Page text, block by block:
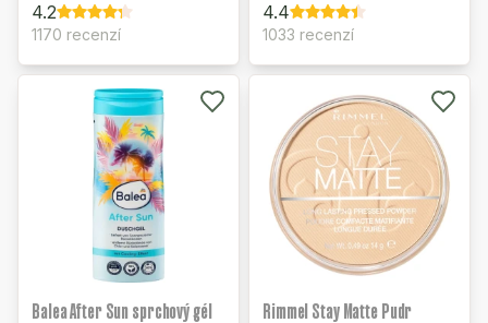
4.2
1170 recenzí
4.4
1033 recenzí
Balea After Sun sprchový gél
Rimmel Stay Matte Pudr